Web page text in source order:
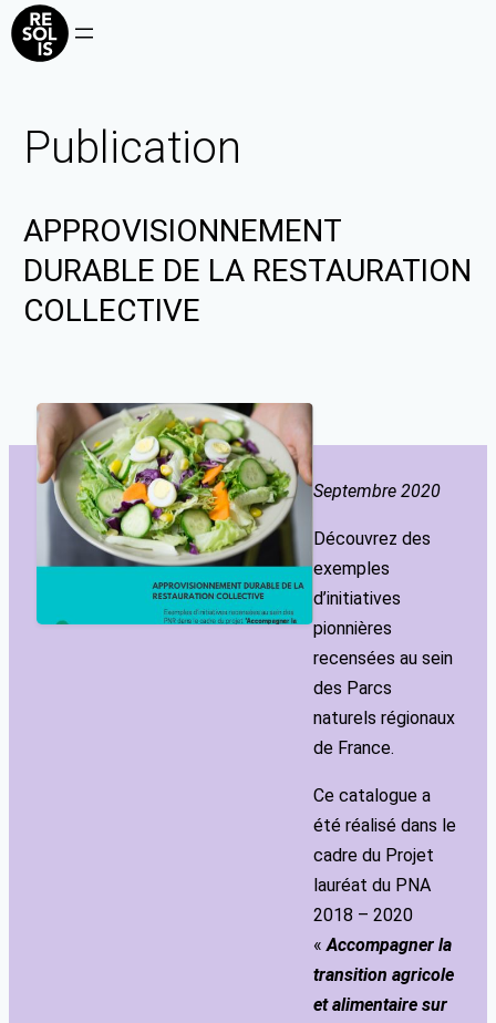
Publication
APPROVISIONNEMENT
DURABLE DE LA RESTAURATION
COLLECTIVE
Septembre 2020
Découvrez des
exemples
d’initiatives
pionnières
recensées au sein
des Parcs
naturels régionaux
de France.
Ce catalogue a
été réalisé dans le
cadre du Projet
lauréat du PNA
2018 – 2020
«Accompagner la
transition agricole
et alimentaire sur